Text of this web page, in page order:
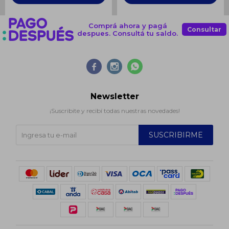
Comprá ahora y pagá
despues. Consultá tu saldo.
Consultar
  
Newsletter
¡Suscribite y recibí todas nuestras novedades!
SUSCRIBIRME